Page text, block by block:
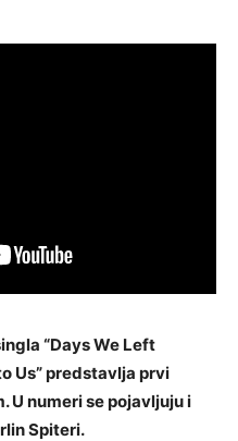
“Days We Left
Us” predstavlja prvi
U numeri se pojavljuju i
Spiteri.